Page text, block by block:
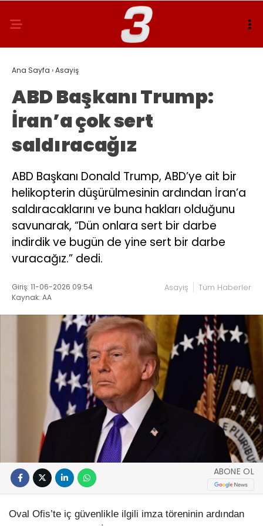
Ana Sayfa ›Asayiş
ABD Başkanı Trump:
İran’a çok sert
saldıracağız
ABD Başkanı Donald Trump, ABD’ye ait bir
helikopterin düşürülmesinin ardından İran’a
saldıracaklarını ve buna hakları olduğunu
savunarak, “Dün onlara sert bir darbe
indirdik ve bugün de yine sert bir darbe
vuracağız.” dedi.
Giriş: 11-06-2026 09:54
Kaynak: AA
Asayiş Tüm Haberler
ABONE OL
Oval Ofis’te iç güvenlikle ilgili imza töreninin ardından